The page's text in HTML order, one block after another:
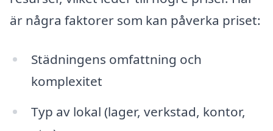
är några faktorer som kan påverka priset:
Städningens omfattning och
komplexitet
Typ av lokal (lager, verkstad, kontor,